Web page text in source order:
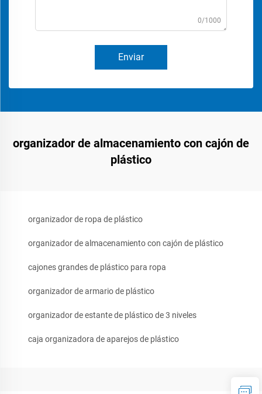
0/1000
Enviar
organizador de almacenamiento con cajón de
plástico
organizador de ropa de plástico
organizador de almacenamiento con cajón de plástico
cajones grandes de plástico para ropa
organizador de armario de plástico
organizador de estante de plástico de 3 niveles
caja organizadora de aparejos de plástico